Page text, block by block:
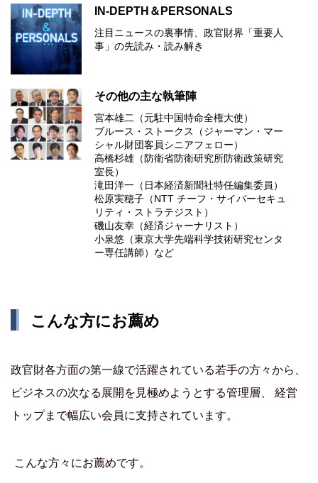
IN-DEPTH＆PERSONALS
注目ニュースの裏事情、政官財界「重要人
事」の先読み・読み解き
その他の主な執筆陣
宮本雄二（元駐中国特命全権大使）
ブルース・ストークス（ジャーマン・マー
シャル財団客員シニアフェロー）
高橋杉雄（防衛省防衛研究所防衛政策研究
室長）
滝田洋一（日本経済新聞社特任編集委員）
松原実穂子（NTT チーフ・サイバーセキュ
リティ・ストラテジスト）
磯山友幸（経済ジャーナリスト）
小泉悠（東京大学先端科学技術研究センタ
ー専任講師）など
こんな方にお薦め
政官財各方面の第一線で活躍されている若手の方々から、
ビジネスの次なる展開を見極めようとする管理層、 経営
トップまで幅広い会員に支持されています。
こんな方々にお薦めです。